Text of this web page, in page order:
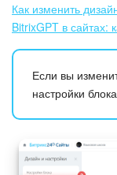
Как изменить
BitrixGPT в сайтах:
Если вы
настройки